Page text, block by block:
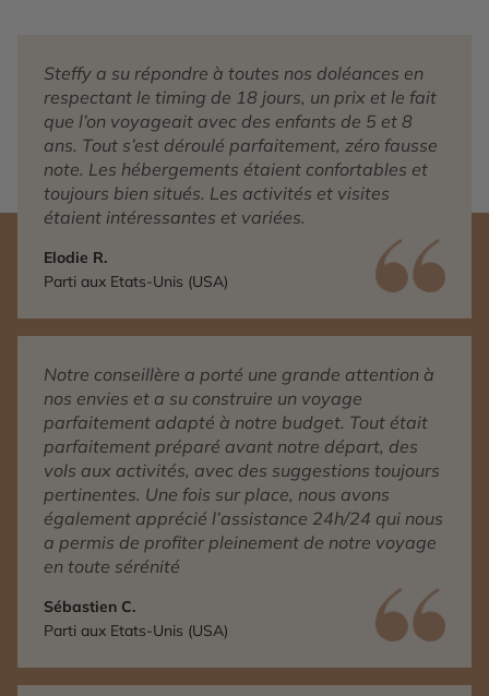
Steffy a su répondre à toutes nos doléances en
respectant le timing de 18 jours, un prix et le fait
que l’on voyageait avec des enfants de 5 et 8
ans. Tout s’est déroulé parfaitement, zéro fausse
note. Les hébergements étaient confortables et
toujours bien situés. Les activités et visites
étaient intéressantes et variées.
Elodie R.
Parti aux Etats-Unis (USA)
Notre conseillère a porté une grande attention à
nos envies et a su construire un voyage
parfaitement adapté à notre budget. Tout était
parfaitement préparé avant notre départ, des
vols aux activités, avec des suggestions toujours
pertinentes. Une fois sur place, nous avons
également apprécié l’assistance 24h/24 qui nous
a permis de profiter pleinement de notre voyage
en toute sérénité
Sébastien C.
Parti aux Etats-Unis (USA)